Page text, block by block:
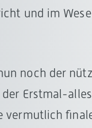
und im
noch der
der Erstmal-
vermutlich